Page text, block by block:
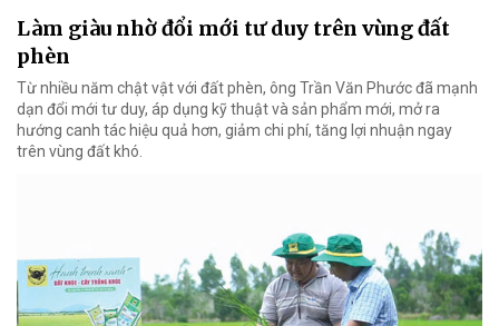
Làm giàu nhờ đổi mới tư duy trên vùng đất
phèn
Từ nhiều năm chật vật với đất phèn, ông Trần Văn Phước đã mạnh
dạn đổi mới tư duy, áp dụng kỹ thuật và sản phẩm mới, mở ra
hướng canh tác hiệu quả hơn, giảm chi phí, tăng lợi nhuận ngay
trên vùng đất khó.